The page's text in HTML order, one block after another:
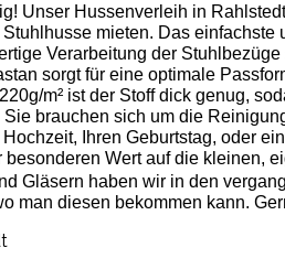
Unser Hussenverleih in
mieten. Das einfachste
Verarbeitung der
sorgt für eine optimale
m² ist der Stoff dick genug,
brauchen sich um die
Ihren Geburtstag, oder
Wert auf die kleinen,
Gläsern haben wir in den
man diesen bekommen kann.